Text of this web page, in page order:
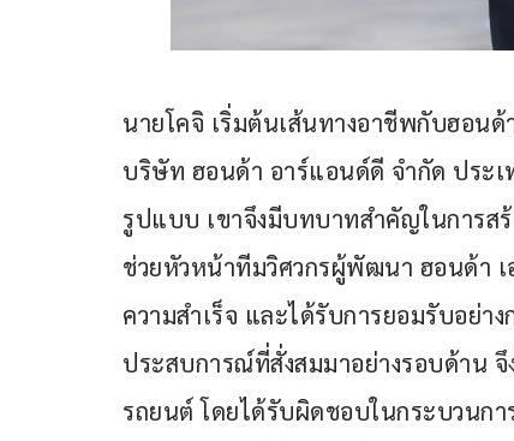
นายโคจิ เริ่มต้นเส้นทางอาชีพกับฮอน
บริษัท ฮอนด้า อาร์แอนด์ดี จำกัด ประ
รูปแบบ เขาจึงมีบทบาทสำคัญในการส
ช่วยหัวหน้าทีมวิศวกรผู้พัฒนา ฮอนด้า
ความสำเร็จ และได้รับการยอมรับอย่า
ประสบการณ์ที่สั่งสมมาอย่างรอบด้าน
รถยนต์ โดยได้รับผิดชอบในกระบวนก